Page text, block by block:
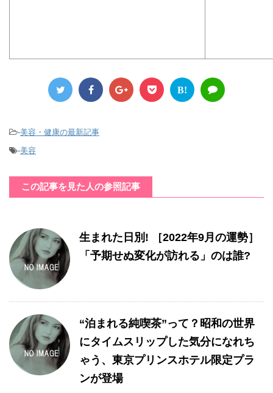
B!
-美容・健康の最新記事
-美容
この記事を見た人の参照記事
生まれた日別! ［2022年9月の運勢］
「予期せぬ変化が訪れる」のは誰?
“泊まれる純喫茶”って？昭和の世界
にタイムスリップした気分になれち
ゃう、東京プリンスホテル限定プラ
ンが登場